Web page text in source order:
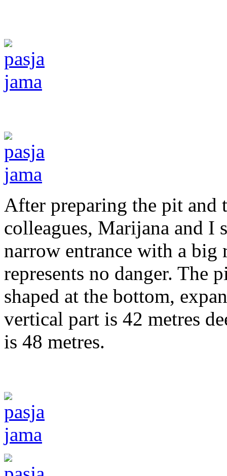
After preparing the pit and
colleagues, Marijana and I
narrow entrance with a
represents no danger. The
shaped at the bottom,
vertical part is 42 metres
is 48 metres.